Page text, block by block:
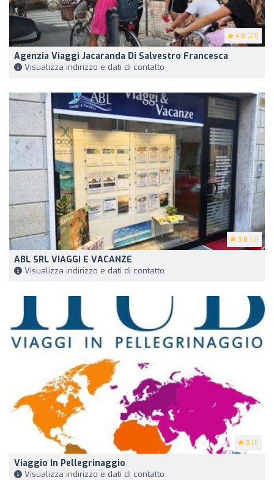
4.6 (27)
Agenzia Viaggi Jacaranda Di Salvestro Francesca
Visualizza indirizzo e dati di contatto
3.8 (5)
ABL SRL VIAGGI E VACANZE
Visualizza indirizzo e dati di contatto
3 (1)
Viaggio In Pellegrinaggio
Visualizza indirizzo e dati di contatto